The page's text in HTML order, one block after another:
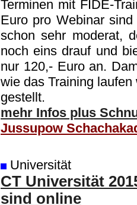
Terminen mit FIDE-
Euro pro Webinar
schon sehr moderat,
noch eins drauf und
nur 120,- Euro an.
wie das Training
gestellt.
mehr Infos plus
Jussupow
Universität
CT Universität
sind online